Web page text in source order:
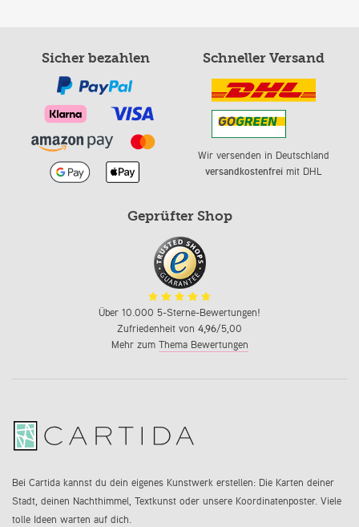
Sicher bezahlen Schneller Versand
Wir versenden in Deutschland
versandkostenfreimit DHL
Geprüfter Shop
Über 10.000 5-Sterne-Bewertungen!
Zufriedenheit von 4,96/5,00
Mehr zum Thema Bewertungen
Bei Cartida kannst du dein eigenes Kunstwerk erstellen: Die Karten deiner
Stadt, deinen Nachthimmel, Textkunst oder unsere Koordinatenposter. Viele
tolle Ideen warten auf dich.